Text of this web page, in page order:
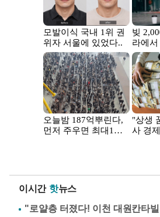
이시간 핫뉴스